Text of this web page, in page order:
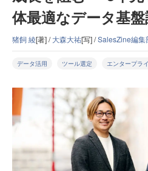
体最適なデータ基
猪飼 綾[著] /大森大祐[写] /SalesZine編集
データ活用 ツール選定 エンタープラ